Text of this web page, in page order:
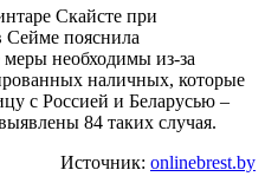
Скайсте при
Сейме пояснила
необходимы из-за
наличных, которые
с Россией и Беларусью –
84 таких случая.
Источник: onlinebrest.by